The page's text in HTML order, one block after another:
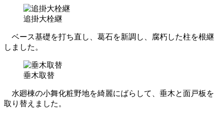
追掛大栓継
ベース基礎を打ち直し、葛石を新調し、腐朽した柱を根継
しました。
垂木取替
水廻棟の小舞化粧野地を綺麗にばらして、垂木と面戸板を
取り替えました。